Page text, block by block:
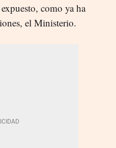
como ya ha
el Ministerio.